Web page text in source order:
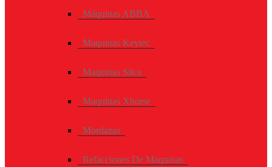
Máquinas ABBA
Maquinas Keytec
Maquinas Silca
Maquinas Xhorse
Mordazas
Refacciones De Maquinas